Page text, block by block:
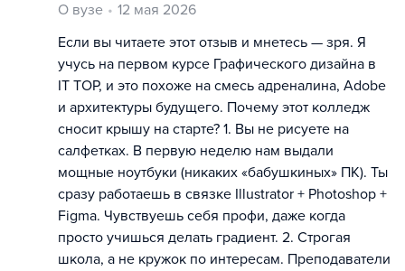
О вузе
12 мая 2026
Если вы читаете этот отзыв и мнетесь — зря. Я
учусь на первом курсе Графического дизайна в
IT TOP, и это похоже на смесь адреналина, Adobe
и архитектуры будущего. Почему этот колледж
сносит крышу на старте? 1. Вы не рисуете на
салфетках. В первую неделю нам выдали
мощные ноутбуки (никаких «бабушкиных» ПК). Ты
сразу работаешь в связке Illustrator + Photoshop +
Figma. Чувствуешь себя профи, даже когда
просто учишься делать градиент. 2. Строгая
школа, а не кружок по интересам. Преподаватели